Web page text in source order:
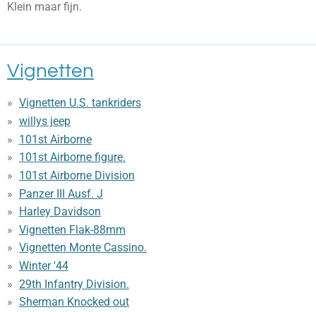
Klein maar fijn.
Vignetten
Vignetten U.S. tankriders
willys jeep
101st Airborne
101st Airborne figure.
101st Airborne Division
Panzer III Ausf. J
Harley Davidson
Vignetten Flak-88mm
Vignetten Monte Cassino.
Winter '44
29th Infantry Division.
Sherman Knocked out